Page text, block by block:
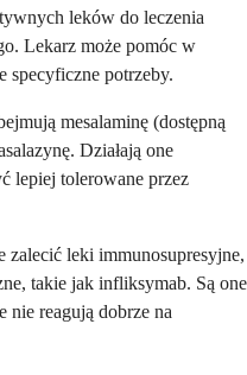
leków do leczenia
Lekarz może pomóc w
specyficzne potrzeby.
mesalaminę (dostępną
Działają one
lepiej tolerowane przez
zalecić leki immunosupresyjne,
takie jak infliksymab. Są one
nie reagują dobrze na